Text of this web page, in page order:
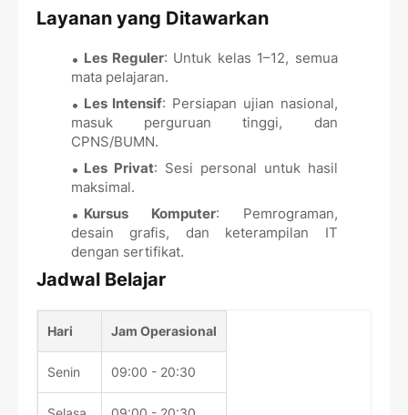
Layanan yang Ditawarkan
Les Reguler: Untuk kelas 1–12, semua
mata pelajaran.
Les Intensif: Persiapan ujian nasional,
masuk perguruan tinggi, dan
CPNS/BUMN.
Les Privat: Sesi personal untuk hasil
maksimal.
Kursus Komputer: Pemrograman,
desain grafis, dan keterampilan IT
dengan sertifikat.
Jadwal Belajar
Hari Jam Operasional
Senin 09:00 - 20:30